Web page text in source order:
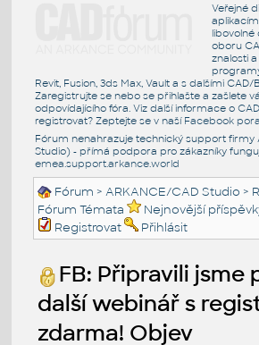
Veřejné
libovolné
oboru
znalosti
Revit, Fusion, 3ds Max, Vault a s dalšími
Zaregistrujte se nebo se přihlašte a zašlete
odpovídajícího fóra. Viz další informace o
registrovat? Zeptejte se v naší Facebook
Fórum nenahrazuje technický support firmy
Studio) - přímá podpora pro zákazníky
emea.support.arkance.world
Fórum >ARKANCE/CAD Studio >
Fórum Témata
Nejnovější
Registrovat
Přihlásit
FB: Připravili jsme
další webinář s
zdarma! Objev